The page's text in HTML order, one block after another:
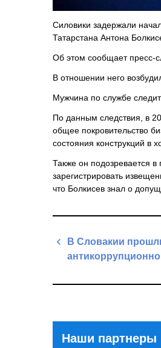
Силовики задержали
Татарстана Антона
Об этом сообщает пресс-
В отношении него
Мужчина по службе
По данным следствия, в
общее покровительство
состояния конструкций в
Также он подозревается
зарегистрировать
что Болкисев знал о
Навигация
по
В Словакии
Наши партнеры